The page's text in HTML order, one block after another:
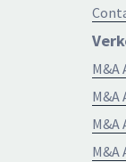
M&A
M&A
M&A
M&A